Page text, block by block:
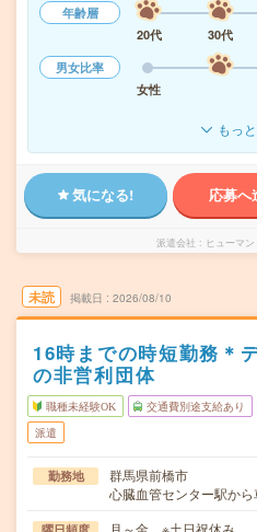
年齢層
20代
30代
男女比率
女性
もっ
気になる! 応募へ
派遣会社 ヒューマ
未読 掲載日 2026/08/10
16時までの時短勤務＊
の非営利団体
職種未経験OK 交通費別途支給あり
派遣
勤務地
群馬県前橋市
心臓血管センター駅か
月～金 ※土日祝休み